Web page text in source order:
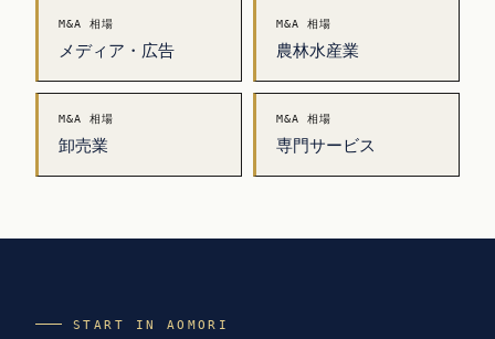
M&A 相場
メディア・広告
M&A 相場
農林水産業
M&A 相場
卸売業
M&A 相場
専門サービス
START IN AOMORI